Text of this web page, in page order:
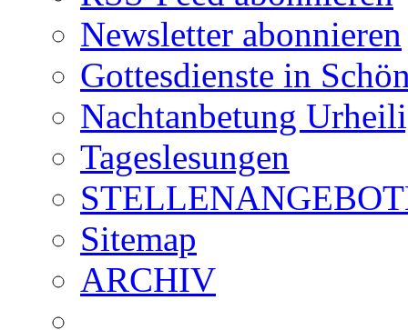
Newsletter abonnieren
Gottesdienste in
Nachtanbetung
Tageslesungen
Sitemap
ARCHIV